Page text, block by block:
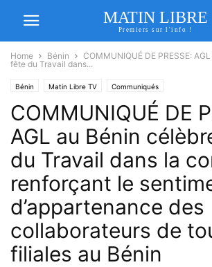
MATIN LIBRE
Premiers sur l'info !
Home Bénin
COMMUNIQUÉ DE PRESSE:
fête du Travail dans...
Bénin Matin Libre TV Communiqués
COMMUNIQUÉ DE
AGL au Bénin
du Travail dans la
renforçant le
d’appartenance des
collaborateurs de
filiales au Bénin